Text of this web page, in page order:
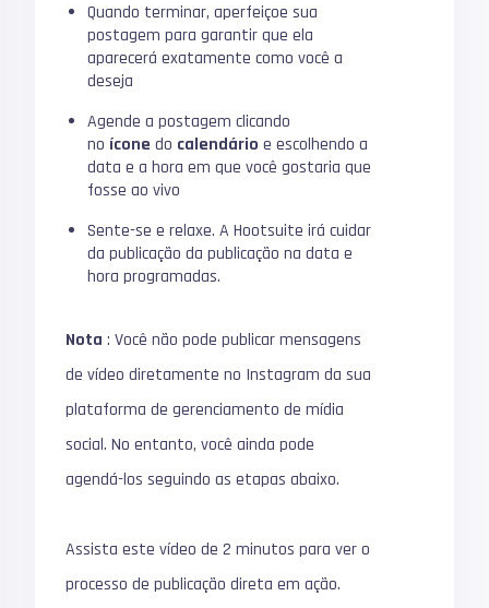
Quando terminar, aperfeiçoe sua
postagem para garantir que ela
aparecerá exatamente como você a
deseja
Agende a postagem clicando
no ícone do calendário e escolhendo a
data e a hora em que você gostaria que
fosse ao vivo
Sente-se e relaxe. A Hootsuite irá cuidar
da publicação da publicação na data e
hora programadas.
Nota : Você não pode publicar mensagens
de vídeo diretamente no Instagram da sua
plataforma de gerenciamento de mídia
social. No entanto, você ainda pode
agendá-los seguindo as etapas abaixo.
Assista este vídeo de 2 minutos para ver o
processo de publicação direta em ação.